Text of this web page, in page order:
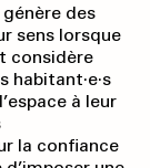
des
sens lorsque
considère
habitant·e·s
à leur
la confiance